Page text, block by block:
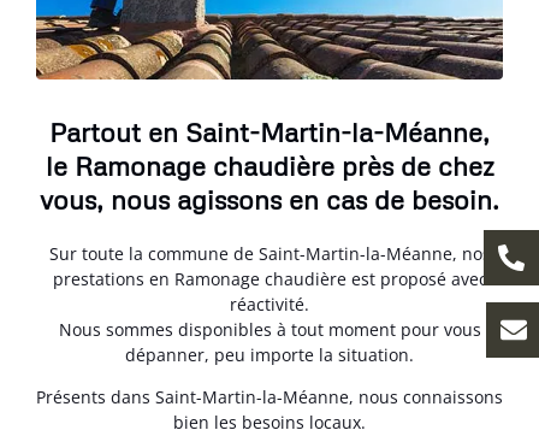
Partout en Saint-Martin-la-Méanne,
le Ramonage chaudière près de chez
vous, nous agissons en cas de besoin.
Sur toute la commune de Saint-Martin-la-Méanne, nos
prestations en Ramonage chaudière est proposé avec
réactivité.
Nous sommes disponibles à tout moment pour vous
dépanner, peu importe la situation.
Présents dans Saint-Martin-la-Méanne, nous connaissons
bien les besoins locaux.